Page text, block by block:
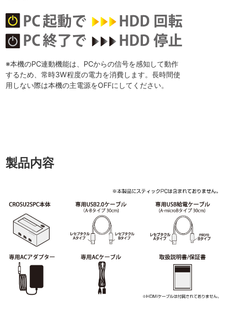
※本機のPC連動機能は、PCからの信号を感知して動作
するため、常時3W程度の電力を消費します。長時間使
用しない際は本機の主電源をOFFにしてください。
製品内容